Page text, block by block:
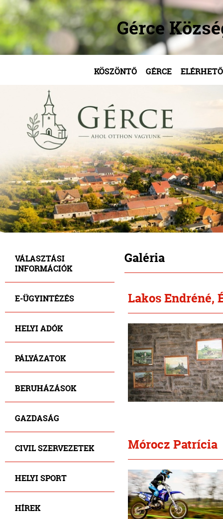
Gérce
KÖSZÖNTŐ GÉRCE
VÁLASZTÁSI
INFORMÁCIÓK
E-ÜGYINTÉZÉS
HELYI ADÓK
PÁLYÁZATOK
BERUHÁZÁSOK
GAZDASÁG
CIVIL SZERVEZETEK
HELYI SPORT
HÍREK
Galéria
Lakos Endréné,
Mórocz Patrícia